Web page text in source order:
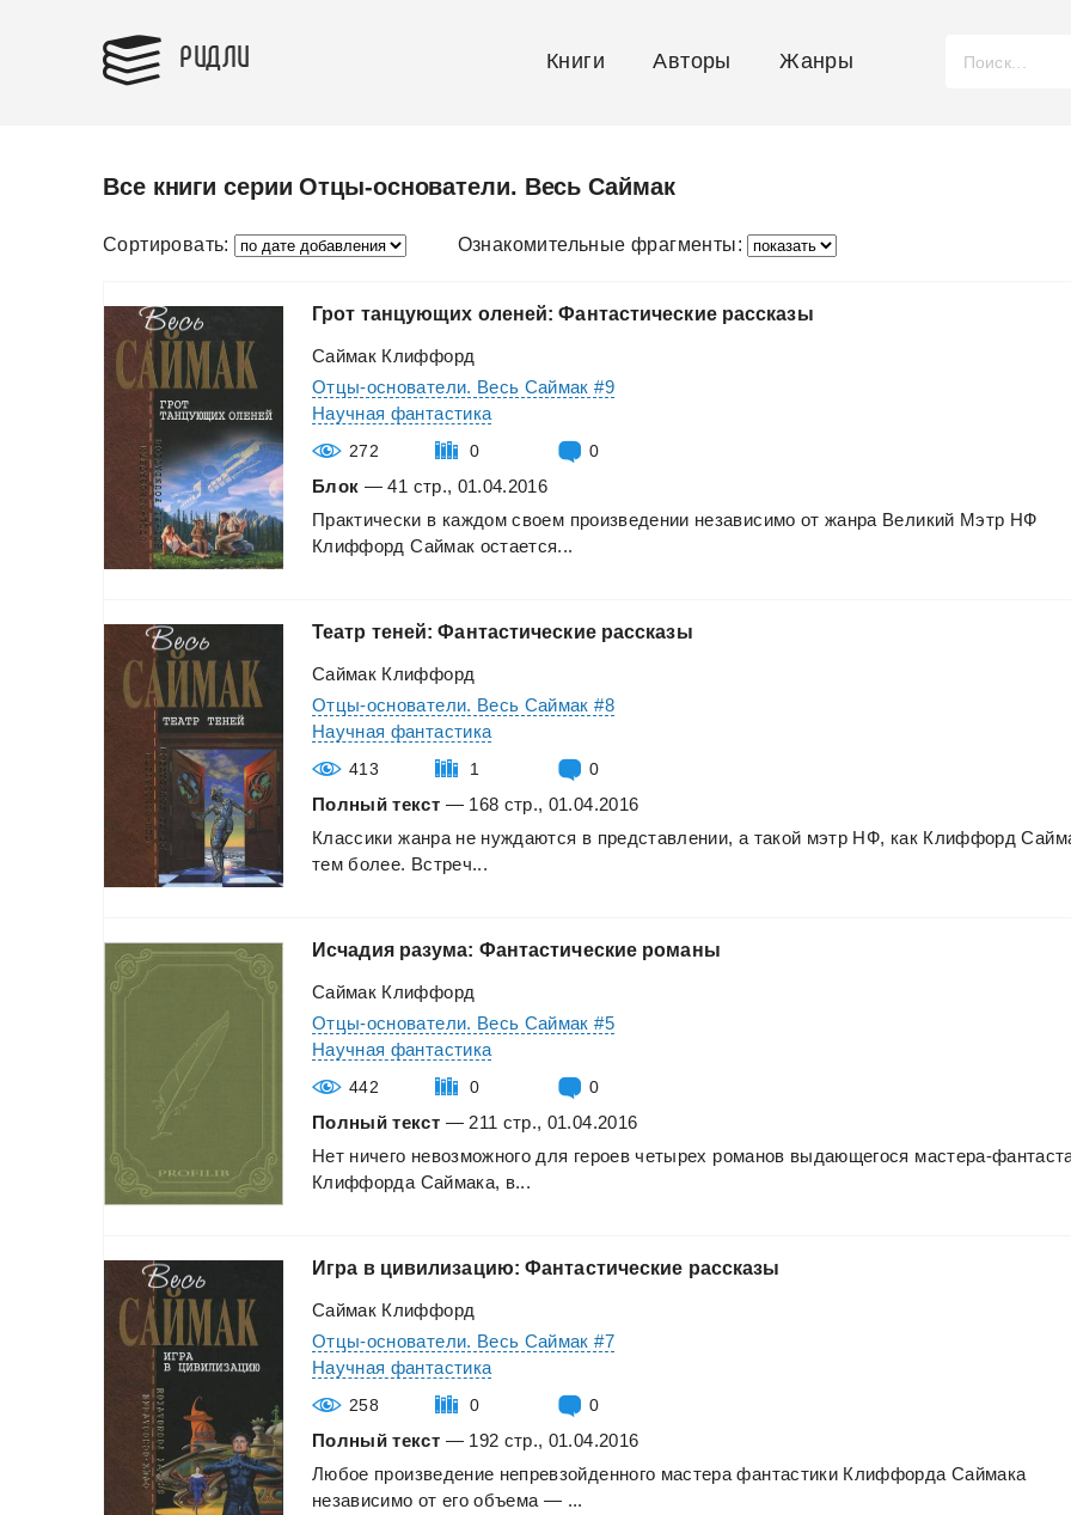
РИДЛИ Книги Авторы Жанры
Все книги серии Отцы-основатели. Весь Саймак
Сортировать: Ознакомительные фрагменты:
Грот танцующих оленей: Фантастические рассказы
Саймак Клиффорд
Отцы-основатели. Весь Саймак #9
Научная фантастика
272 0 0
Блок — 41 стр., 01.04.2016
Практически в каждом своем произведении независимо от жанра Великий Мэтр НФ
Клиффорд Саймак остается...
Театр теней: Фантастические рассказы
Саймак Клиффорд
Отцы-основатели. Весь Саймак #8
Научная фантастика
413 1 0
Полный текст — 168 стр., 01.04.2016
Классики жанра не нуждаются в представлении, а такой мэтр НФ, как Клиффорд
тем более. Встреч...
Исчадия разума: Фантастические романы
Саймак Клиффорд
Отцы-основатели. Весь Саймак #5
Научная фантастика
442 0 0
Полный текст — 211 стр., 01.04.2016
Нет ничего невозможного для героев четырех романов выдающегося мастера-
Клиффорда Саймака, в...
Игра в цивилизацию: Фантастические рассказы
Саймак Клиффорд
Отцы-основатели. Весь Саймак #7
Научная фантастика
258 0 0
Полный текст — 192 стр., 01.04.2016
Любое произведение непревзойденного мастера фантастики Клиффорда Саймака
независимо от его объема — ...